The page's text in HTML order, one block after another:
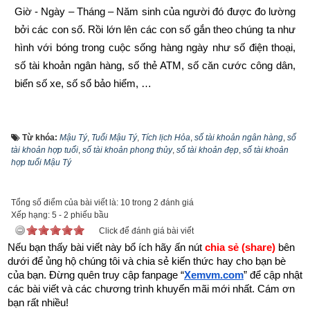
Giờ - Ngày – Tháng – Năm sinh của người đó được đo lường
bởi các con số. Rồi lớn lên các con số gắn theo chúng ta như
hình với bóng trong cuộc sống hàng ngày như số điện thoại,
số tài khoản ngân hàng, số thẻ ATM, số căn cước công dân,
biển số xe, số sổ bảo hiểm, …
được ngân hàng cấp số tài khoản ngẫu nhiên từ 7 đến 17 số
tùy thuộc vào từng ngân hàng, vì là ngẫu nhiên nên không
theo qui luật nào cả và rất khó nhớ. Tuy nhiên cùng với sự
đã cho phép khách hàng tự chọn số tài khoản theo ý thích
như sau:
- Dịch vụ mở số tài khoản trùng với số điện thoại: miễn phí
- Dịch vụ mở số tài khoản trùng với ngày tháng năm sinh (8
số): miễn phí
Từ khóa: Mậu Tý, Tuổi Mậu Tý, Tích lịch Hỏa, số tài khoản ngân hàng, số
tài khoản hợp tuổi, số tài khoản phong thủy, số tài khoản đẹp, số tài khoản
hợp tuổi Mậu Tý
Tổng số điểm của bài viết là: 10 trong 2 đánh giá
Xếp hạng: 5 - 2 phiếu bầu
Click để đánh giá bài viết
Nếu bạn thấy bài viết này bổ ích hãy ấn nút chia sẻ (share) bên
dưới để ủng hộ chúng tôi và chia sẻ kiến thức hay cho bạn bè
của bạn. Đừng quên truy cập fanpage “Xemvm.com” để cập nhật
các bài viết và các chương trình khuyến mãi mới nhất. Cám ơn
bạn rất nhiều!